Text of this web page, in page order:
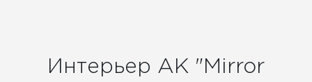
Интерьер АК "Mirror